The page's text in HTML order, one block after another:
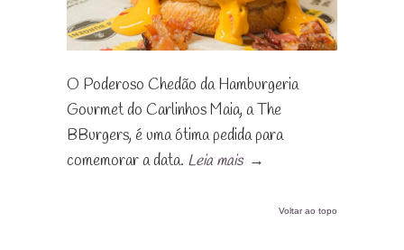
O Poderoso Chedão da Hamburgeria
Gourmet do Carlinhos Maia, a The
BBurgers, é uma ótima pedida para
comemorar a data. Leia mais →
Voltar ao topo